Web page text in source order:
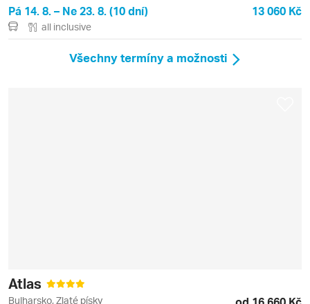
Pá 14. 8. – Ne 23. 8. (10 dní) 13 060 Kč
all inclusive
Všechny termíny a možnosti
Atlas
Bulharsko, Zlaté písky